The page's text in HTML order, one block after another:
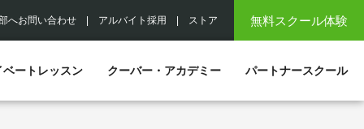
無料スクール体験
へお問い合わせ アルバイト採用 ストア
ベートレッスン クーバー・アカデミー パートナースクール